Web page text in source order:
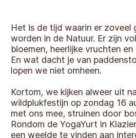
Het is de tijd waarin er zoveel
worden in de Natuur. Er zijn
bloemen, heerlijke vruchten
En wat dacht je van
lopen we niet omheen.
Kortom, we kijken alweer uit
wildplukfestijn op zondag 16
met ons mee, struinen door
Rondom de YogaYurt in
een weelde te vinden aan